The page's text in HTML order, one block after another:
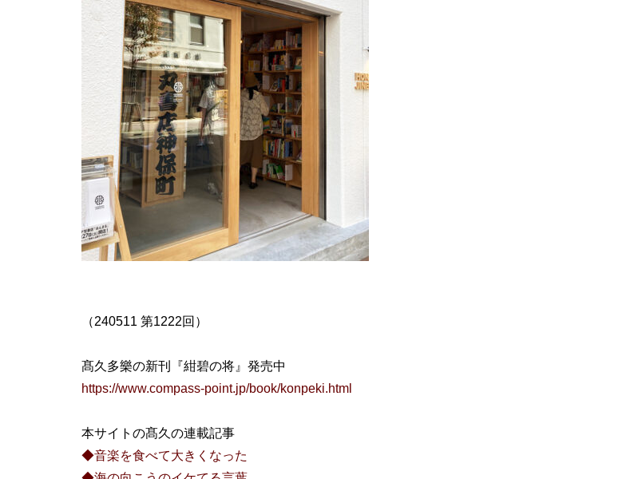
（240511 第1222回）
髙久多樂の新刊『紺碧の将』発売中
https://www.compass-point.jp/book/konpeki.html
本サイトの髙久の連載記事
◆音楽を食べて大きくなった